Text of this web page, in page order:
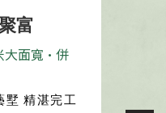
富
大面寬•併
墅 精湛完工